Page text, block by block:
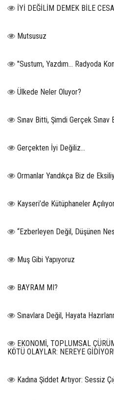
İYİ DEĞİLİM DEMEK BİLE
Mutsusuz
"Sustum, Yazdım... Radyoda
Ülkede Neler Oluyor?
Sınav Bitti, Şimdi Gerçek Sınav
Gerçekten İyi Değiliz...
Ormanlar Yandıkça Biz de
Kayseri’de Kütüphaneler
“Ezberleyen Değil, Düşünen
Muş Gibi Yapıyoruz
BAYRAM MI?
Sınavlara Değil, Hayata
EKONOMİ, TOPLUMSAL
KÖTÜ OLAYLAR: NEREYE
Kadına Şiddet Artıyor: Sessiz